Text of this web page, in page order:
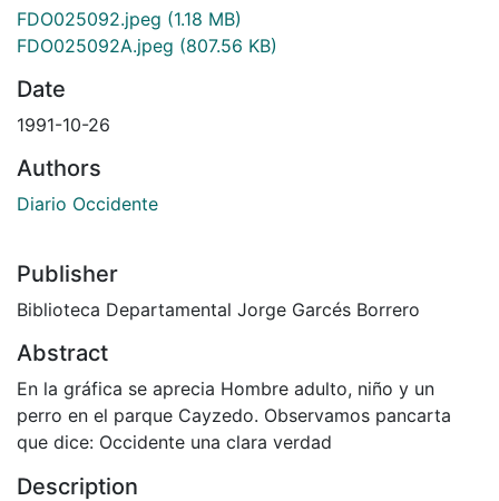
FDO025092.jpeg (1.18 MB)
FDO025092A.jpeg (807.56 KB)
Date
1991-10-26
Authors
Diario Occidente
Publisher
Biblioteca Departamental Jorge Garcés Borrero
Abstract
En la gráfica se aprecia Hombre adulto, niño y un
perro en el parque Cayzedo. Observamos pancarta
que dice: Occidente una clara verdad
Description